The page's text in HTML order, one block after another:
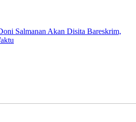
Salmanan Akan Disita Bareskrim,